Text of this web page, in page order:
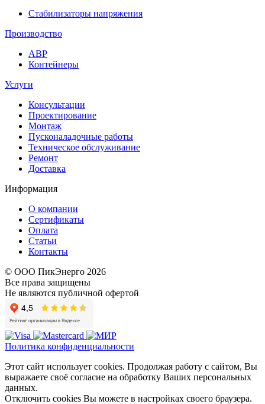
Стабилизаторы напряжения
Производство
АВР
Контейнеры
Услуги
Консультации
Проектирование
Монтаж
Пусконаладочные работы
Техническое обслуживание
Ремонт
Доставка
Информация
О компании
Сертификаты
Оплата
Статьи
Контакты
© ООО ПикЭнерго 2026
Все права защищены
Не являются публичной офертой
Политика конфиденциальности
Этот сайт использует cookies. Продолжая работу с сайтом, Вы
выражаете своё согласие на обработку Ваших персональных
данных.
Отключить cookies Вы можете в настройках своего браузера.